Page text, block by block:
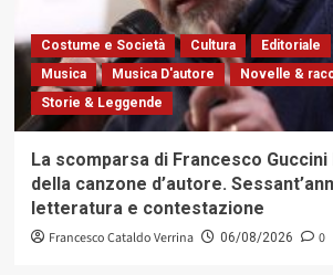
Costume e Società Cultura Editoriale
Musica
Musica D'autore
Novelle &
Storie & Leggende
La scomparsa di Francesco
della canzone d’autore.
letteratura e contestazione
Francesco Cataldo Verrina 06/08/2026 0